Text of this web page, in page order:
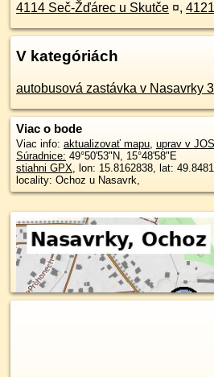
4114 Seč-Žďárec u Skutče ¤, 4121
V kategóriách
autobusová zastávka v Nasavrky
Viac o bode
Viac info: aktualizovať mapu, uprav v
Súradnice: 49°50'53"N, 15°48'58"E
stiahni GPX, lon: 15.8162838, lat:
locality: Ochoz u Nasavrk,